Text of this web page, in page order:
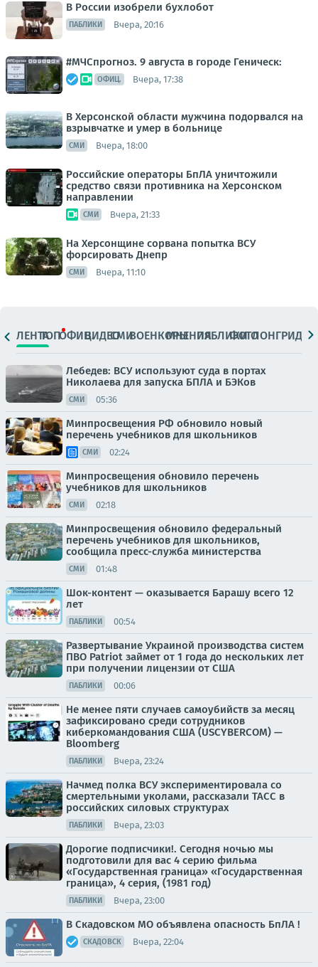
В России изобрели бухлобот
ПАБЛИКИ Вчера, 20:16
#МЧСпрогноз. 9 августа в городе Геническ:
ОФИЦ. Вчера, 17:38
В Херсонской области мужчина подорвался на
взрывчатке и умер в больнице
СМИ Вчера, 18:00
Российские операторы БпЛА уничтожили
средство связи противника на Херсонском
направлении
СМИ Вчера, 21:33
На Херсонщине сорвана попытка ВСУ
форсировать Днепр
СМИ Вчера, 11:10
ЛЕНТАТОПОФИЦ.ВИДЕОСМИВОЕНКОРЫМНЕНИЯПАБЛИКИ
ФОТОЛОНГРИДЫ
Лебедев: ВСУ используют суда в портах
Николаева для запуска БПЛА и БЭКов
СМИ 05:36
Минпросвещения РФ обновило новый
перечень учебников для школьников
СМИ 02:24
Минпросвещения обновило перечень
учебников для школьников
СМИ 02:18
Минпросвещения обновило федеральный
перечень учебников для школьников,
сообщила пресс-служба министерства
СМИ 01:48
Шок-контент — оказывается Барашу всего 12
лет
ПАБЛИКИ 00:54
Развертывание Украиной производства систем
ПВО Patriot займет от 1 года до нескольких лет
при получении лицензии от США
ПАБЛИКИ 00:06
Не менее пяти случаев самоубийств за месяц
зафиксировано среди сотрудников
киберкомандования США (USCYBERCOM) —
Bloomberg
ПАБЛИКИ Вчера, 23:24
Начмед полка ВСУ экспериментировала со
смертельными уколами, рассказали ТАСС в
российских силовых структурах
ПАБЛИКИ Вчера, 23:03
Дорогие подписчики!. Сегодня ночью мы
подготовили для вас 4 серию фильма
«Государственная граница» «Государственная
граница», 4 серия, (1981 год)
ПАБЛИКИ Вчера, 23:00
В Скадовском МО объявлена опасность БпЛА !
СКАДОВСК Вчера, 22:04